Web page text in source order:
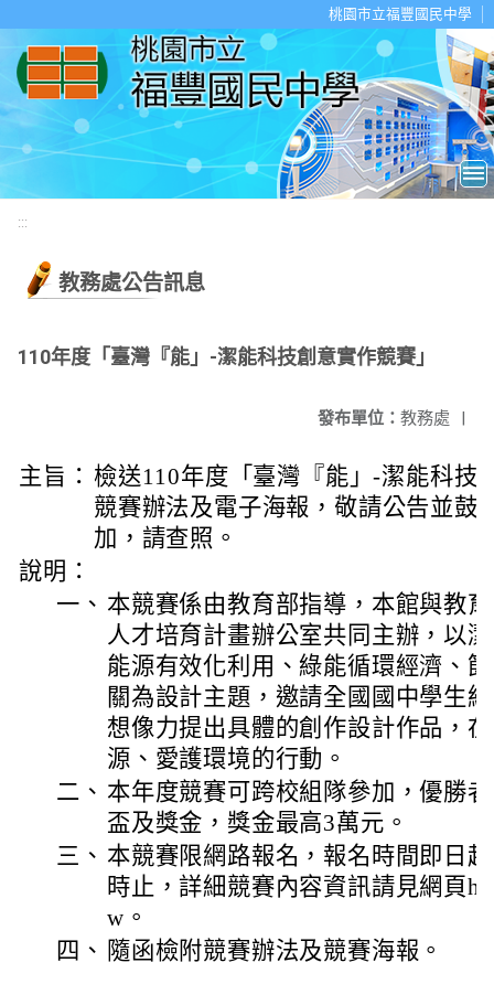
桃園市立福豐國民中學
:::
教務處公告訊息
110年度「臺灣『能」-潔能科技創意實作競賽」
發布單位： 教務處 |
主旨： 檢送110年度「臺灣『能」-潔能科技
競賽辦法及電子海報，敬請公告並鼓
加，請查照。
說明：
一、 本競賽係由教育部指導，本館與教
人才培育計畫辦公室共同主辦，以
能源有效化利用、綠能循環經濟、
關為設計主題，邀請全國國中學生
想像力提出具體的創作設計作品，
源、愛護環境的行動。
二、 本年度競賽可跨校組隊參加，優勝
盃及獎金，獎金最高3萬元。
三、 本競賽限網路報名，報名時間即日
時止，詳細競賽內容資訊請見網頁
w。
四、 隨函檢附競賽辦法及競賽海報。